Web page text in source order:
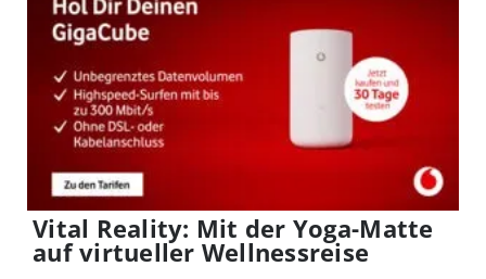
Vital Reality: Mit der Yoga-Matte
auf virtueller Wellnessreise